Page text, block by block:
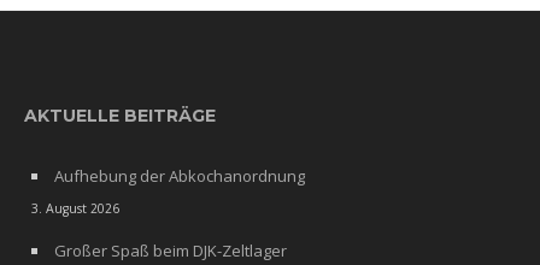
AKTUELLE BEITRÄGE
Aufhebung der Abkochanordnung
3. August 2026
Großer Spaß beim DJK-Zeltlager